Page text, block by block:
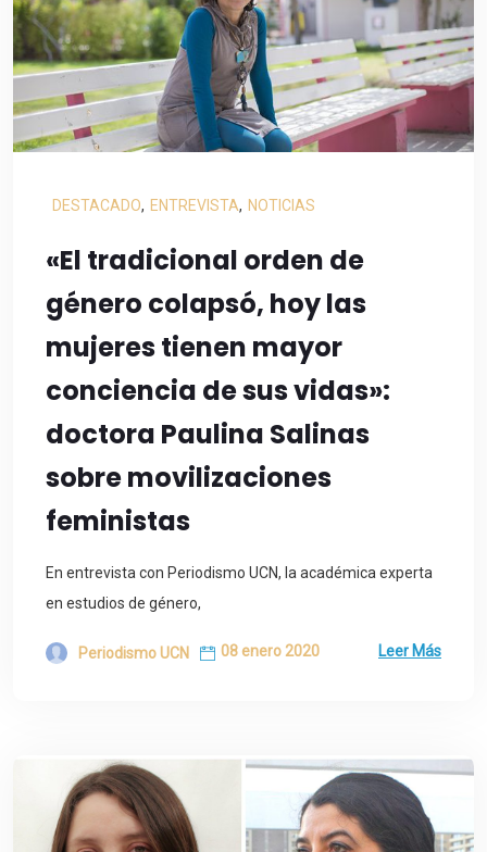
DESTACADO, ENTREVISTA, NOTICIAS
«El tradicional orden de
género colapsó, hoy las
mujeres tienen mayor
conciencia de sus vidas»:
doctora Paulina Salinas
sobre movilizaciones
feministas
En entrevista con Periodismo UCN, la académica experta
en estudios de género,
Periodismo UCN 08 enero 2020 Leer Más